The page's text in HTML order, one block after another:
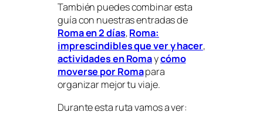
También puedes combinar esta
guía con nuestras entradas de
Roma en 2 días,Roma:
imprescindibles que ver y hacer,
actividades en Romaycómo
moverse por Romapara
organizar mejor tu viaje.
Durante esta ruta vamos a ver: